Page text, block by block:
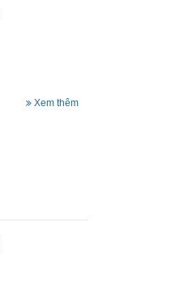
Xem thêm